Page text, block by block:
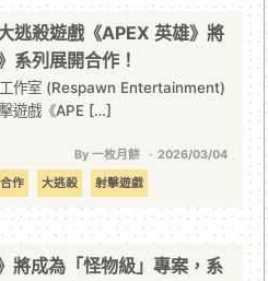
逃殺遊戲《APEX 英雄》將
系列展開合作！
工作室 (Respawn Entertainment)
遊戲《APE […]
By 一枚月餅
2026/03/04
合作 大逃殺 射擊遊戲
代南夢宮娛樂
將成為「怪物級」專案，系